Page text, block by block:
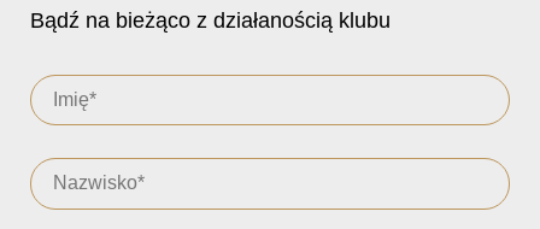
Bądź na bieżąco z działanością klubu